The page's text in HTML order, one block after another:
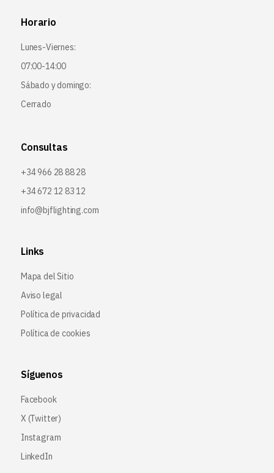
Horario
Lunes-Viernes:
07:00-14:00
Sábado y domingo:
Cerrado
Consultas
+34 966 28 88 28
+34 672 12 83 12
info@bjflighting.com
Links
Mapa del Sitio
Aviso legal
Política de privacidad
Política de cookies
Síguenos
Facebook
X (Twitter)
Instagram
LinkedIn